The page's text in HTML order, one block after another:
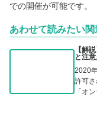
での開催が可能です。
あわせて読みたい関
【解
と注
2020
許可
「オ